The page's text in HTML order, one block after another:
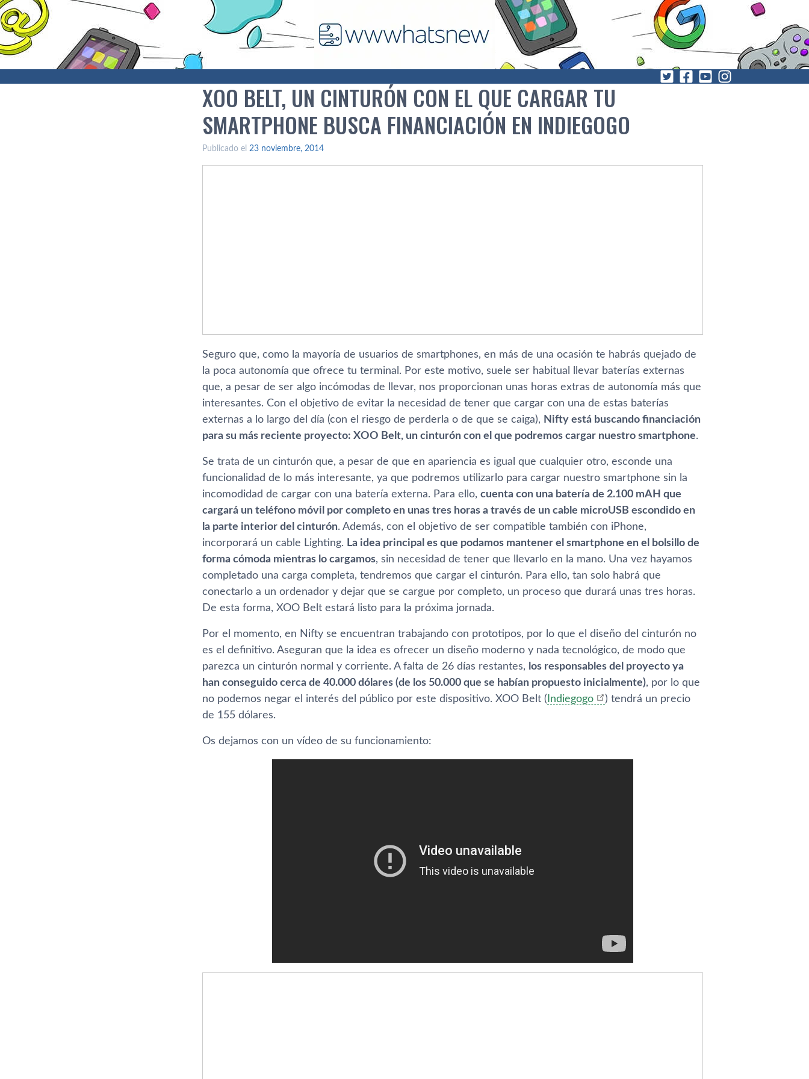
XOO BELT, UN CINTURÓN CON EL QUE CARGAR TU
SMARTPHONE BUSCA FINANCIACIÓN EN INDIEGOGO
Publicado el 23 noviembre, 2014
Seguro que, como la mayorí­a de usuarios de smartphones, en más de una ocasión te habrás quejado de
la poca autonomí­a que ofrece tu terminal. Por este motivo, suele ser habitual llevar baterí­as externas
que, a pesar de ser algo incómodas de llevar, nos proporcionan unas horas extras de autonomí­a más que
interesantes. Con el objetivo de evitar la necesidad de tener que cargar con una de estas baterí­as
externas a lo largo del dí­a (con el riesgo de perderla o de que se caiga), Nifty está buscando financiación
para su más reciente proyecto: XOO Belt, un cinturón con el que podremos cargar nuestro smartphone.
Se trata de un cinturón que, a pesar de que en apariencia es igual que cualquier otro, esconde una
funcionalidad de lo más interesante, ya que podremos utilizarlo para cargar nuestro smartphone sin la
incomodidad de cargar con una baterí­a externa. Para ello, cuenta con una baterí­a de 2.100 mAH que
cargará un teléfono móvil por completo en unas tres horas a través de un cable microUSB escondido en
la parte interior del cinturón. Además, con el objetivo de ser compatible también con iPhone,
incorporará un cable Lighting. La idea principal es que podamos mantener el smartphone en el bolsillo de
forma cómoda mientras lo cargamos, sin necesidad de tener que llevarlo en la mano. Una vez hayamos
completado una carga completa, tendremos que cargar el cinturón. Para ello, tan solo habrá que
conectarlo a un ordenador y dejar que se cargue por completo, un proceso que durará unas tres horas.
De esta forma, XOO Belt estará listo para la próxima jornada.
Por el momento, en Nifty se encuentran trabajando con prototipos, por lo que el diseño del cinturón no
es el definitivo. Aseguran que la idea es ofrecer un diseño moderno y nada tecnológico, de modo que
parezca un cinturón normal y corriente. A falta de 26 dí­as restantes, los responsables del proyecto ya
han conseguido cerca de 40.000 dólares (de los 50.000 que se habí­an propuesto inicialmente), por lo que
no podemos negar el interés del público por este dispositivo. XOO Belt ( Indiegogo
) tendrá un precio
de 155 dólares.
Os dejamos con un ví­deo de su funcionamiento: